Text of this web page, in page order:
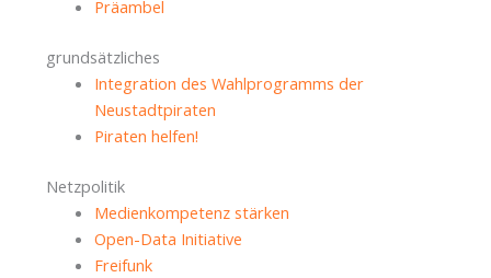
Präambel
grundsätzliches
Integration des Wahlprogramms der
Neustadtpiraten
Piraten helfen!
Netzpolitik
Medienkompetenz stärken
Open-Data Initiative
Freifunk